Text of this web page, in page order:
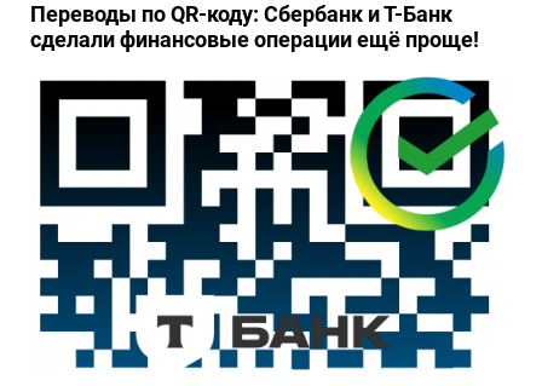
Переводы по QR-коду: Сбербанк и Т-Банк
сделали финансовые операции ещё проще!